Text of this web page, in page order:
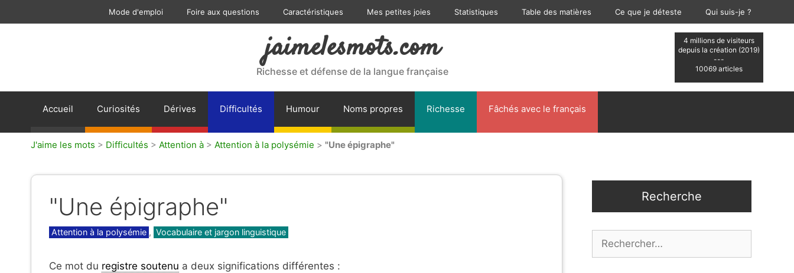
Mode d'emploi Foire aux questions Caractéristiques Mes petites joies Statistiques Table des matières Ce que je déteste Qui suis-je ?
4 millions de visiteurs
depuis la création (2019)
---
10069 articles
jaimelesmots.com
Richesse et défense de la langue française
Accueil Curiosités Dérives Difficultés Humour Noms propres Richesse Fâchés avec le français
J'aime les mots > Difficultés > Attention à > Attention à la polysémie > "Une épigraphe"
"Une épigraphe"
Catégories
Attention à la polysémie , Vocabulaire et jargon linguistique
Ce mot du registre soutenu a deux significations différentes :
Recherche